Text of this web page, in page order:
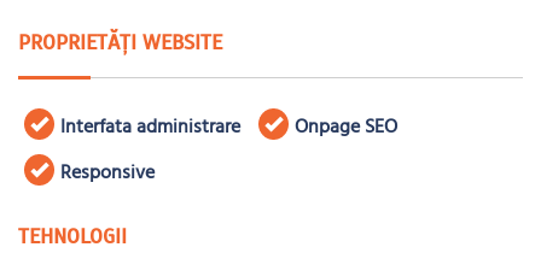
PROPRIETĂȚI WEBSITE
Interfata administrare
Onpage SEO
Responsive
TEHNOLOGII